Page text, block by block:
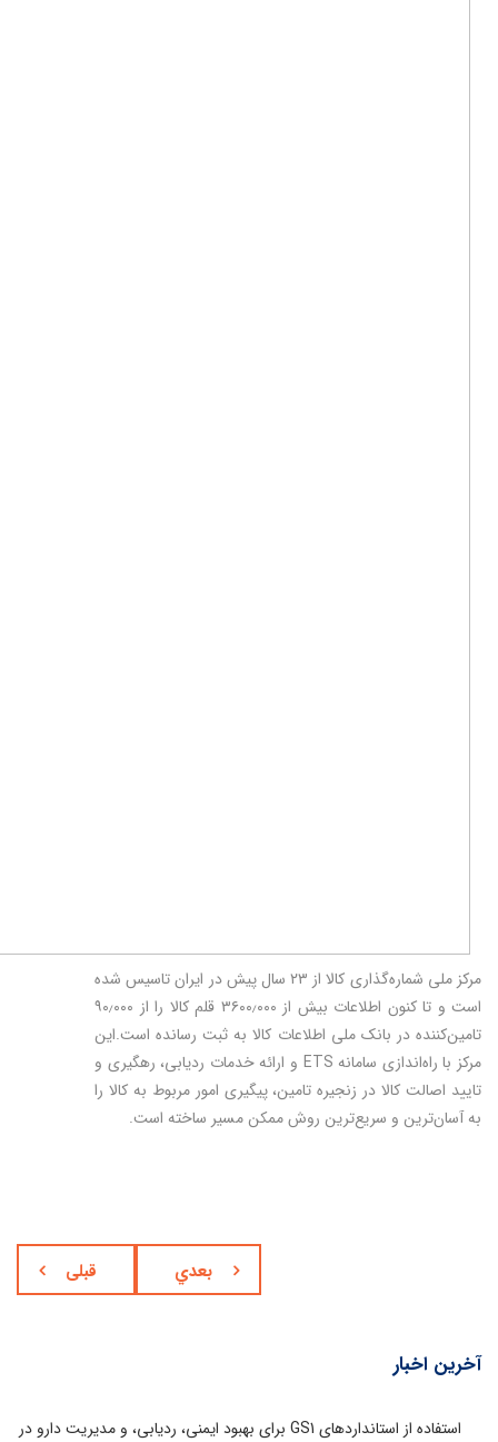
مرکز ملی شماره‌گذاری کالا از ۲۳ سال پیش در ایران تاسیس شده
است و تا کنون اطلاعات بیش از ۳۶۰۰٫۰۰۰ قلم کالا را از ۹۰٫۰۰۰
تامین‌کننده در بانک ملی اطلاعات کالا به ثبت رسانده است.این
مرکز با راه‌اندازی سامانه ETS و ارائه خدمات ردیابی، رهگیری و
تایید اصالت کالا در زنجیره تامین، پیگیری امور مربوط به کالا را
به آسان‌ترین و سریع‌ترین روش ممکن مسیر ساخته است.
قبلی بعدي
آخرین اخبار
استفاده از استانداردهای GS1 برای بهبود ایمنی، ردیابی، و مدیریت دارو در